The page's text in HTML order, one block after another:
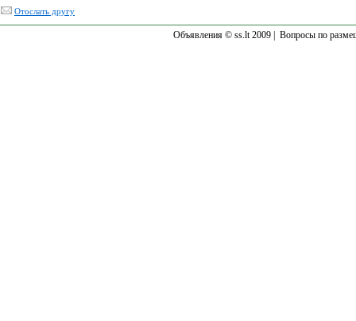
Отослать другу
Объявления © ss.lt 2009 | Вопросы по